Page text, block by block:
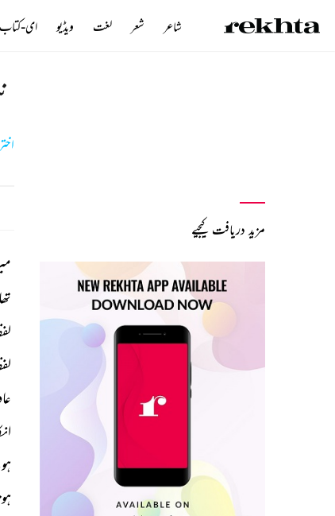
مزید دریافت کیجیے
شاعر شعر لغت ویڈیو ای-کتاب